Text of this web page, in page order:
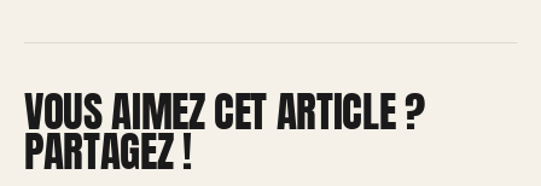
VOUS AIMEZ CET ARTICLE ?
PARTAGEZ !